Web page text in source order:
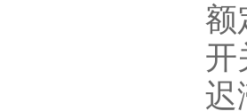
额
开
迟